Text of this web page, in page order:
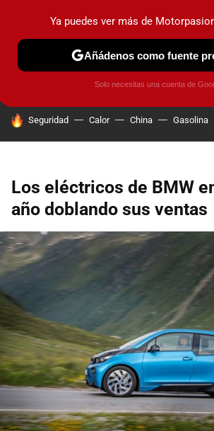
PRUEBAS COCHES ELÉCTRICOS
HOY SE HABLA DE
Seguridad Calor China Gasolina
Los eléctricos de BMW
año doblando sus ventas
Ya puedes ver más de
Añádenos como fuente
Solo necesitas una cuenta de